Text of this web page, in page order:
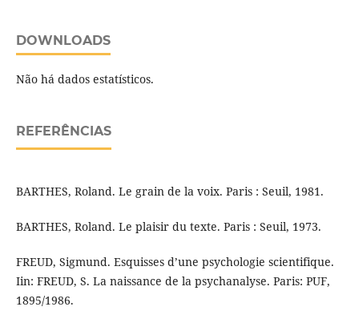
DOWNLOADS
Não há dados estatísticos.
REFERÊNCIAS
BARTHES, Roland. Le grain de la voix. Paris : Seuil, 1981.
BARTHES, Roland. Le plaisir du texte. Paris : Seuil, 1973.
FREUD, Sigmund. Esquisses d’une psychologie scientifique.
Iin: FREUD, S. La naissance de la psychanalyse. Paris: PUF,
1895/1986.